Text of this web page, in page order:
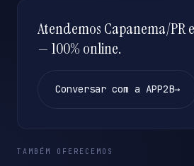
Atendemos Capanema/PR
— 100% online.
Conversar com a APP2B→
TAMBÉM OFERECEMOS